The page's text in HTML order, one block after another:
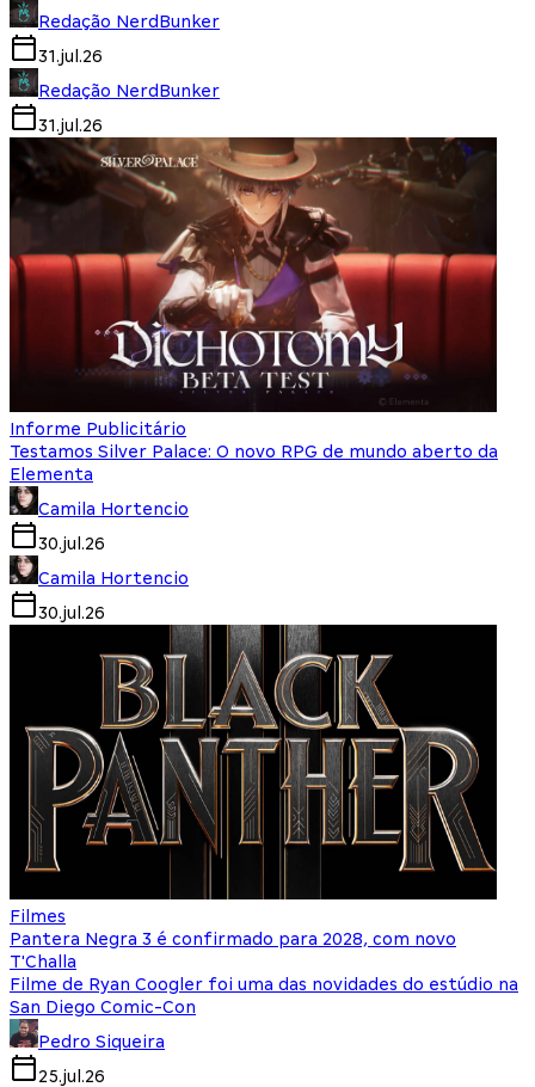
Redação NerdBunker
31.jul.26
Redação NerdBunker
31.jul.26
Informe Publicitário
Testamos Silver Palace: O novo RPG de mundo aberto da
Elementa
Camila Hortencio
30.jul.26
Camila Hortencio
30.jul.26
Filmes
Pantera Negra 3 é confirmado para 2028, com novo
T'Challa
Filme de Ryan Coogler foi uma das novidades do estúdio na
San Diego Comic-Con
Pedro Siqueira
25.jul.26